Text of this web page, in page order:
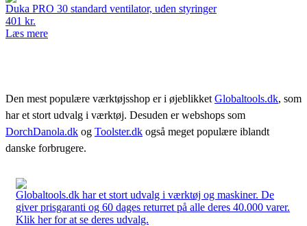
Duka PRO 30 standard ventilator, uden styringer
401 kr.
Læs mere
Den mest populære værktøjsshop er i øjeblikket Globaltools.dk, som
har et stort udvalg i værktøj. Desuden er webshops som
DorchDanola.dk og Toolster.dk også meget populære iblandt
danske forbrugere.
Globaltools.dk har et stort udvalg i værktøj og maskiner. De
giver prisgaranti og 60 dages returret på alle deres 40.000 varer.
Klik her for at se deres udvalg.